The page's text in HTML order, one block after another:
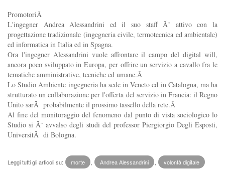
PromotoriÂ
L'ingegner Andrea Alessandrini ed il suo staff Ã¨ attivo con la
progettazione tradizionale (ingegneria civile, termotecnica ed ambientale)
ed informatica in Italia ed in Spagna.
Ora l'ingegner Alessandrini vuole affrontare il campo del digital will,
ancora poco sviluppato in Europa, per offrire un servizio a cavallo fra le
tematiche amministrative, tecniche ed umane.Â
Lo Studio Ambiente ingegneria ha sede in Veneto ed in Catalogna, ma ha
strutturato un collaborazione per l'offerta del servizio in Francia: il Regno
Unito sarÃ probabilmente il prossimo tassello della rete.Â
Al fine del monitoraggio del fenomeno dal punto di vista sociologico lo
Studio si Ã¨ avvalso degli studi del professor Piergiorgio Degli Esposti,
UniversitÃ di Bologna.
Leggi tutti gli articoli su: morte Andrea Alessandrini volontà digitale